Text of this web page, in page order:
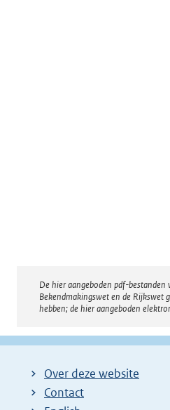
Disclaimer
De hier aangeboden pdf-bestanden
Bekendmakingswet en de Rijkswet
hebben; de hier aangeboden
Over deze website
Contact